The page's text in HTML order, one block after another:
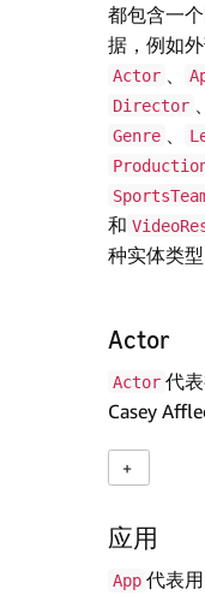
都包含一个
据，例如外
Actor
Director
Genre
和
种实体类
Actor
Actor 代
Casey
应用
App 代表